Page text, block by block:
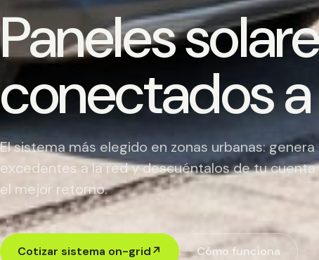
Paneles
conectados
El sistema más elegido en zonas urbanas:
excedentes a la red y descuéntalos de tu
el mejor retorno.
Cotizar sistema on-grid↗ Cómo funciona